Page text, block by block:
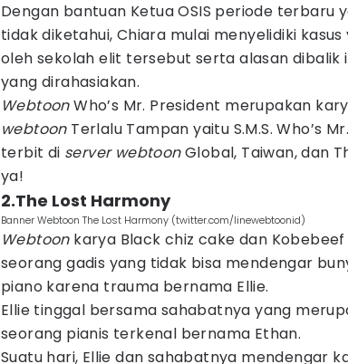
Dengan bantuan Ketua OSIS periode terbaru
tidak diketahui, Chiara mulai menyelidiki
oleh sekolah elit tersebut serta alasan dibalik
yang dirahasiakan.
WebtoonWho’s Mr. President merupakan
webtoonTerlalu Tampan yaitu S.M.S. Who’s
terbit di server webtoonGlobal, Taiwan, dan
ya!
2.The Lost Harmony
Banner Webtoon The Lost Harmony (twitter.com/linewebtoonid)
Webtoonkarya Black chiz cake dan
seorang gadis yang tidak bisa mendengar
piano karena trauma bernama Ellie.
Ellie tinggal bersama sahabatnya yang
seorang pianis terkenal bernama Ethan.
Suatu hari, Ellie dan sahabatnya mendengar